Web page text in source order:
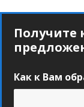
Получите
Как к Вам